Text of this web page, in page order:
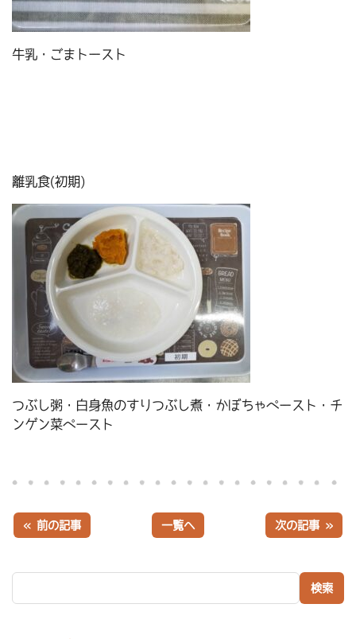
牛乳・ごまトースト
離乳食(初期)
つぶし粥・白身魚のすりつぶし煮・かぼちゃペースト・チ
ンゲン菜ペースト
« 前の記事 一覧へ 次の記事 »